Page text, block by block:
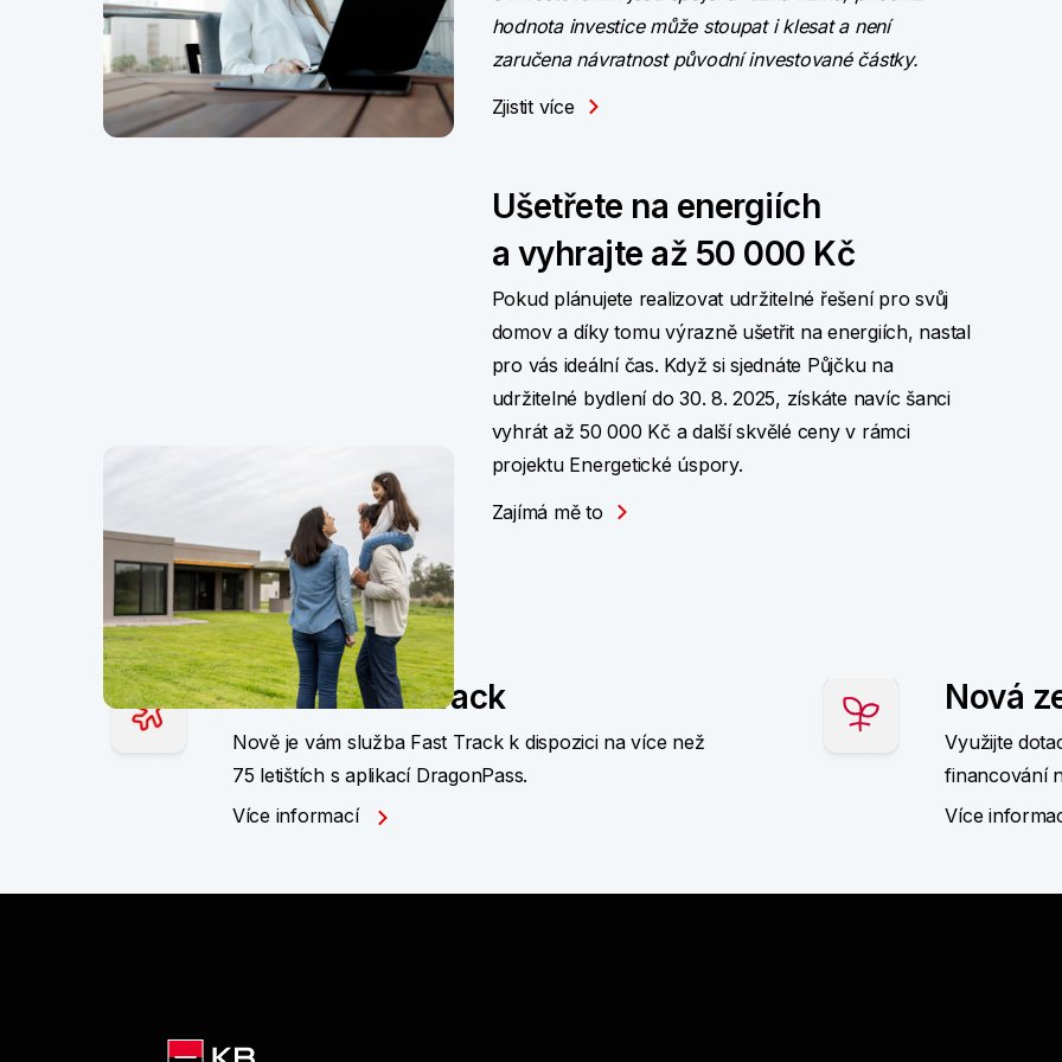
hodnota investice může stoupat i klesat a není
zaručena návratnost původní investované částky.
Zjistit více
Ušetřete na energiích
a vyhrajte až 50 000 Kč
Pokud plánujete realizovat udržitelné řešení pro svůj
domov a díky tomu výrazně ušetřit na energiích, nastal
pro vás ideální čas. Když si sjednáte Půjčku na
udržitelné bydlení do 30. 8. 2025, získáte navíc šanci
vyhrát až 50 000 Kč a další skvělé ceny v rámci
projektu Energetické úspory.
Zajímá mě to
Další novinky
Služba Fast Track
Nově je vám služba Fast Track k dispozici na více než
75 letištích s aplikací DragonPass.
Více informací
Nová
Využijte
financování
Více